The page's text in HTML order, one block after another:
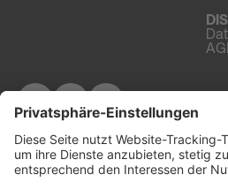
© 2026 MYA. Alle Rechte